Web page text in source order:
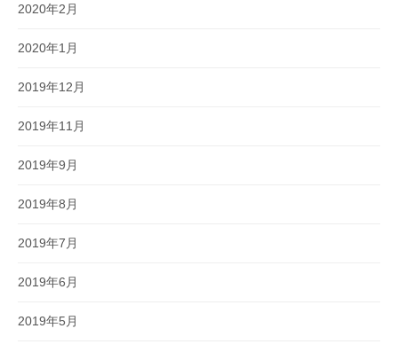
2020年2月
2020年1月
2019年12月
2019年11月
2019年9月
2019年8月
2019年7月
2019年6月
2019年5月